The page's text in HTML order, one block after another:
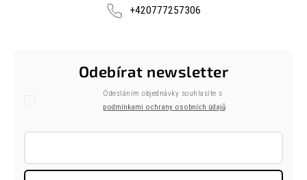
+420777257306
Odebírat newsletter
Odesláním objednávky souhlasíte s
podmínkami ochrany osobních údajů